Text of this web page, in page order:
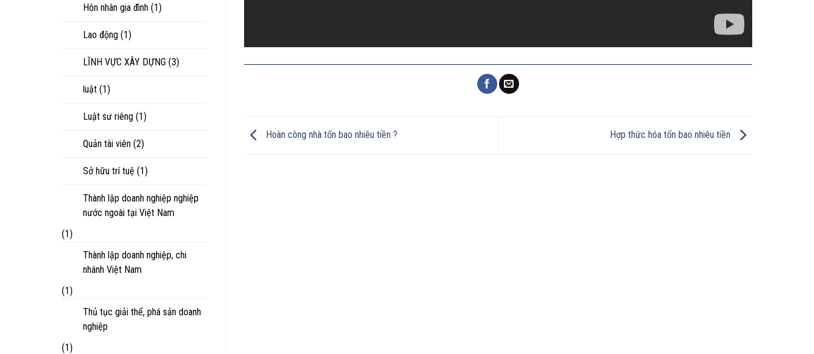
Hôn nhân gia đình (1)
Lao động (1)
LĨNH VỰC XÂY DỰNG (3)
luật (1)
Luật sư riêng (1)
Quản tài viên (2)
Sở hữu trí tuệ (1)
Thành lập doanh nghiệp nghiệp
nước ngoài tại Việt Nam
(1)
Thành lập doanh nghiệp, chi
nhánh Việt Nam
(1)
Thủ tục giải thể, phá sản doanh
nghiệp
(1)
Hoàn công nhà tốn bao nhiêu tiền ? Hợp thức hóa tốn bao nhiêu tiền